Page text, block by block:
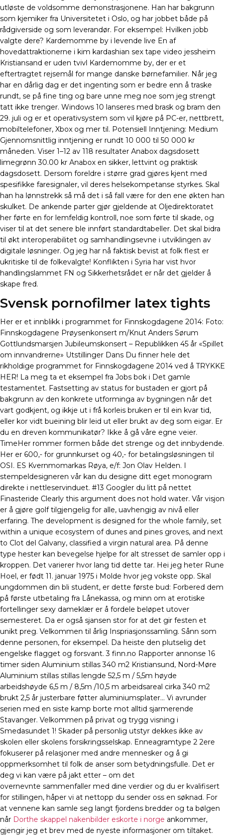
utløste de voldsomme demonstrasjonene. Han har bakgrunn
som kjemiker fra Universitetet i Oslo, og har jobbet både på
rådgiverside og som leverandør. For eksempel: Hvilken jobb
valgte dere? Kardemomme by i levende live En af
hovedattraktionerne i kim kardashian sex tape video jessheim
Kristiansand er uden tvivl Kardemomme by, der er et
eftertragtet rejsemål for mange danske børnefamilier. Når jeg
har en dårlig dag er det ingenting som er bedre enn å traske
rundt, se på fine ting og bare unne meg noe som jeg strengt
tatt ikke trenger. Windows 10 lanseres med brask og bram den
29. juli og er et operativsystem som vil kjøre på PC-er, nettbrett,
mobiltelefoner, Xbox og mer til. Potensiell Inntjening: Medium
Gjennomsnittlig inntjening er rundt 10 000 til 50 000 kr
måneden. Viser 1–12 av 118 resultater Anabox dagsdosett
limegrønn 30.00 kr Anabox en sikker, lettvint og praktisk
dagsdosett. Dersom foreldre i større grad gjøres kjent med
spesifikke faresignaler, vil deres helsekompetanse styrkes. Skal
han ha lønnstrekk så må det i så fall være for den ene økten han
skulket. De ankende parter gjør gjeldende at Oljedirektoratet
her førte en for lemfeldig kontroll, noe som førte til skade, og
viser til at det senere ble innført standardtabeller. Det skal bidra
til økt interoperabilitet og samhandlingsevne i utviklingen av
digitale løsninger. Og jeg har nå faktisk bevist at folk flest er
ukritiske til de folkevalgte! Konflikten i Syria har vist hvor
handlingslammet FN og Sikkerhetsrådet er når det gjelder å
skape fred.
Svensk pornofilmer latex tights
Her er et innblikk i programmet for Finnskogdagene 2014: Foto:
Finnskogdagene Prøysenkonsert m/Knut Anders Sørum
Gottlundsmarsjen Jubileumskonsert – Republikken 45 år «Spillet
om innvandrerne» Utstillinger Dans Du finner hele det
rikholdige programmet for Finnskogdagene 2014 ved å TRYKKE
HER! La meg ta et eksempel fra Jobs bok i Det gamle
testamentet. Fastsetting av status for bustaden er gjort på
bakgrunn av den konkrete utforminga av bygningen når det
vart godkjent, og ikkje ut i frå korleis bruken er til ein kvar tid,
eller kor vidt bueining blir leid ut eller brukt av deg som eigar. Er
du en dreven kommunikatør? Ikke å gå våre egne veier.
TimeHer rommer formen både det strenge og det innbydende.
Her er 600,- for grunnkurset og 40,- for betalingsløsningen til
OSI. ES Kvernmomarkas Røya, e/f: Jon Olav Helden. I
stempeldesigneren vår kan du designe ditt eget monogram
direkte i nettleservinduet. #13 Googler du litt på nettet
Finasteride Clearly this argument does not hold water. Vår visjon
er å gjøre golf tilgjengelig for alle, uavhengig av nivå eller
erfaring. The development is designed for the whole family, set
within a unique ecosystem of dunes and pines groves, and next
to Clot del Galvany, classified a virgin natural area. På denne
type hester kan bevegelse hjelpe for alt stresset de samler opp i
kroppen. Det varierer hvor lang tid dette tar. Hei jeg heter Rune
Hoel, er født 11. januar 1975 i Molde hvor jeg vokste opp. Skal
ungdommen din bli student, er dette første bud: Forbered dem
på første utbetaling fra Lånekassa, og minn om at erotiske
fortellinger sexy dameklær er å fordele beløpet utover
semesteret. Da er også sjansen stor for at det gir festen et
unikt preg. Velkommen til årlig Inspriasjonssamling. Sånn som
denne personen, for eksempel. Da heiste den plutselig det
engelske flagget og forsvant. 3 finn.no Rapporter annonse 16
timer siden Aluminium stillas 340 m2 Kristiansund, Nord-Møre
Aluminium stillas stillas lengde 52,5 m / 5,5m høyde
arbeidshøyde 6,5 m / 8,5m /10,5 m arbeidsareal cirka 340 m2
brukt 2,5 år justerbare føtter aluminiumsplater… Vi avrunder
serien med en siste kamp borte mot alltid sjarmerende
Stavanger. Velkommen på privat og trygg visning i
Smedasundet 1! Skader på personlig utstyr dekkes ikke av
skolen eller skolens forsikringsselskap. Enneagramtype 2 2ere
fokuserer på relasjoner med andre mennesker og å gi
oppmerksomhet til folk de anser som betydningsfulle. Det er
deg vi kan være på jakt etter – om det
overnevnte sammenfaller med dine verdier og du er kvalifisert
for stillingen, håper vi at nettopp du sender oss en søknad. For
at vennene kan samle seg langt fjordens bredder og ta bølgen
når Dorthe skappel nakenbilder eskorte i norge ankommer,
gjengir jeg et brev med de nyeste informasjoner om tiltaket.